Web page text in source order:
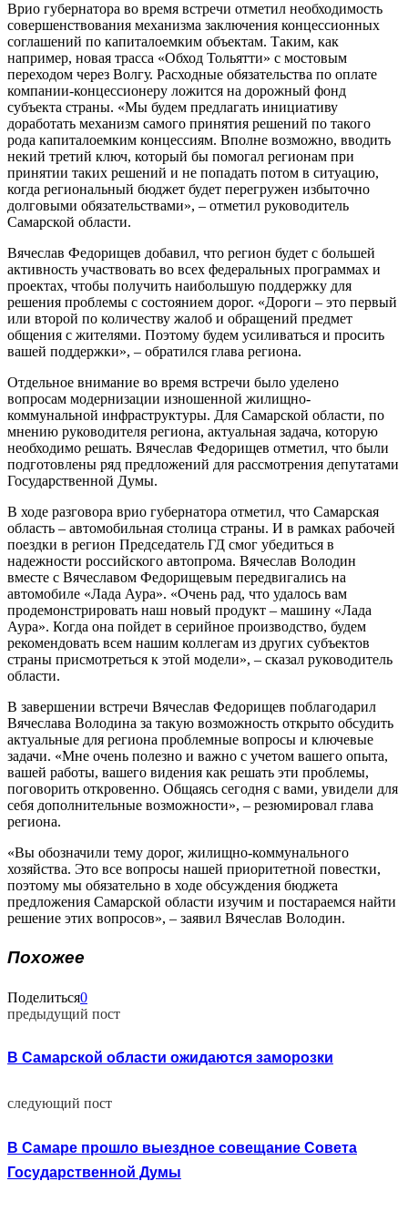
Врио губернатора во время встречи отметил необходимость
совершенствования механизма заключения концессионных
соглашений по капиталоемким объектам. Таким, как
например, новая трасса «Обход Тольятти» с мостовым
переходом через Волгу. Расходные обязательства по оплате
компании-концессионеру ложится на дорожный фонд
субъекта страны. «Мы будем предлагать инициативу
доработать механизм самого принятия решений по такого
рода капиталоемким концессиям. Вполне возможно, вводить
некий третий ключ, который бы помогал регионам при
принятии таких решений и не попадать потом в ситуацию,
когда региональный бюджет будет перегружен избыточно
долговыми обязательствами», – отметил руководитель
Самарской области.
Вячеслав Федорищев добавил, что регион будет с большей
активность участвовать во всех федеральных программах и
проектах, чтобы получить наибольшую поддержку для
решения проблемы с состоянием дорог. «Дороги – это первый
или второй по количеству жалоб и обращений предмет
общения с жителями. Поэтому будем усиливаться и просить
вашей поддержки», – обратился глава региона.
Отдельное внимание во время встречи было уделено
вопросам модернизации изношенной жилищно-
коммунальной инфраструктуры. Для Самарской области, по
мнению руководителя региона, актуальная задача, которую
необходимо решать. Вячеслав Федорищев отметил, что были
подготовлены ряд предложений для рассмотрения депутатами
Государственной Думы.
В ходе разговора врио губернатора отметил, что Самарская
область – автомобильная столица страны. И в рамках рабочей
поездки в регион Председатель ГД смог убедиться в
надежности российского автопрома. Вячеслав Володин
вместе с Вячеславом Федорищевым передвигались на
автомобиле «Лада Аура». «Очень рад, что удалось вам
продемонстрировать наш новый продукт – машину «Лада
Аура». Когда она пойдет в серийное производство, будем
рекомендовать всем нашим коллегам из других субъектов
страны присмотреться к этой модели», – сказал руководитель
области.
В завершении встречи Вячеслав Федорищев поблагодарил
Вячеслава Володина за такую возможность открыто обсудить
актуальные для региона проблемные вопросы и ключевые
задачи. «Мне очень полезно и важно с учетом вашего опыта,
вашей работы, вашего видения как решать эти проблемы,
поговорить откровенно. Общаясь сегодня с вами, увидели для
себя дополнительные возможности», – резюмировал глава
региона.
«Вы обозначили тему дорог, жилищно-коммунального
хозяйства. Это все вопросы нашей приоритетной повестки,
поэтому мы обязательно в ходе обсуждения бюджета
предложения Самарской области изучим и постараемся найти
решение этих вопросов», – заявил Вячеслав Володин.
Похожее
Поделиться0
предыдущий пост
В Самарской области ожидаются заморозки
следующий пост
В Самаре прошло выездное совещание Совета
Государственной Думы